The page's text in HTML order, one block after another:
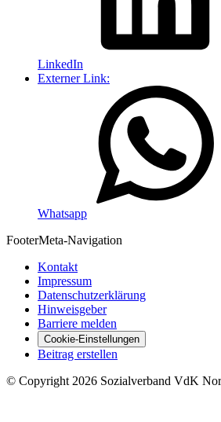
LinkedIn
Externer Link:
Whatsapp
FooterMeta-Navigation
Kontakt
Impressum
Datenschutzerklärung
Hinweisgeber
Barriere melden
Cookie-Einstellungen
Beitrag erstellen
© Copyright2026 Sozialverband VdK